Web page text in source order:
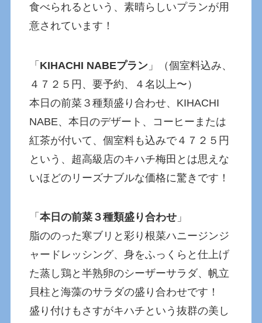
食べられるという、素晴らしいプランが用
意されています！
「 KIHACHI NABEプラン 」（個室料込み、
４７２５円、要予約、４名以上〜）
本日の前菜３種類盛り合わせ、KIHACHI
NABE、本日のデザート、コーヒーまたは
紅茶が付いて、個室料も込みで４７２５円
という、超高級店のキハチ梅田とは思えな
いほどのリーズナブルな価格に驚きです！
「本日の前菜３種類盛り合わせ 」
脂ののった寒ブリと彩り根菜ハニージンジ
ャードレッシング、身をふっくらと仕上げ
た蒸し鶏と半熟卵のシーザーサラダ、帆立
貝柱と海藻のサラダの盛り合わせです！
盛り付けもさすがキハチという抜群の美し